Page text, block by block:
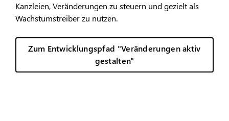
Kanzleien, Veränderungen zu steuern und gezielt als
Wachstumstreiber zu nutzen.
Zum Entwicklungspfad "Veränderungen aktiv
gestalten"